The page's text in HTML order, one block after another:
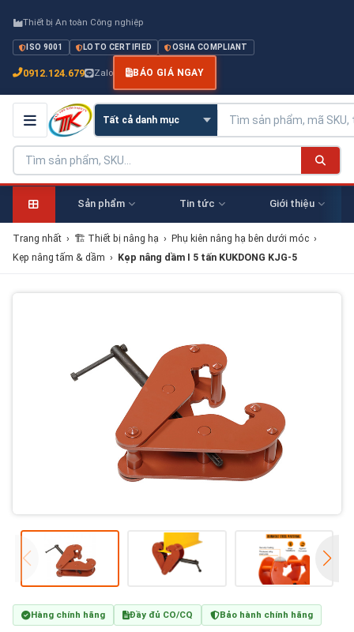
Thiết bị An toàn Công nghiệp
ISO 9001 LOTO CERTIFIED OSHA COMPLIANT
0912.124.679 Zalo BÁO GIÁ NGAY
Sản phẩm Tin tức Giới thiệu
Trang nhất › 🏗 Thiết bị nâng hạ › Phụ kiên nâng hạ bên dưới móc ›
Kẹp nâng tấm & dầm › Kẹp nâng dầm I 5 tấn KUKDONG KJG-5
Hàng chính hãng Đầy đủ CO/CQ Bảo hành chính hãng